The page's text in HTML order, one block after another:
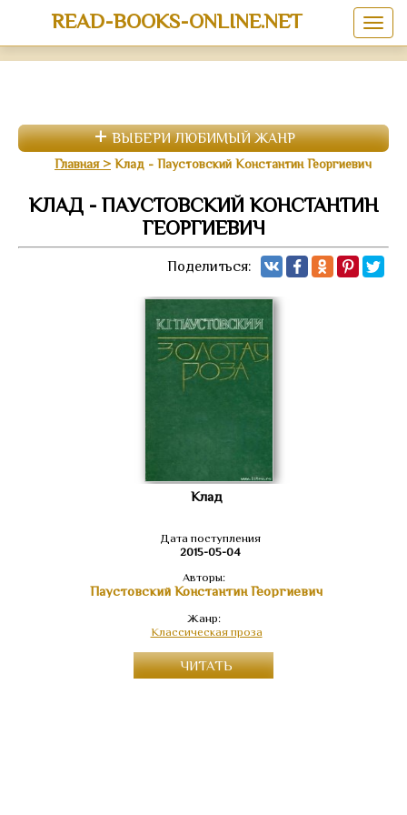
READ-BOOKS-ONLINE.NET
ВЫБЕРИ ЛЮБИМЫЙ ЖАНР
Главная Клад - Паустовский Константин Георгиевич
КЛАД - ПАУСТОВСКИЙ КОНСТАНТИН
ГЕОРГИЕВИЧ
Поделиться:
Клад
Дата поступления
2015-05-04
Авторы:
Паустовский Константин Георгиевич
Жанр:
Классическая проза
ЧИТАТЬ